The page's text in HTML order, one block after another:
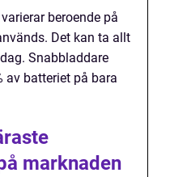
beroende på
Det kan ta allt
Snabbladdare
av batteriet på bara
marknaden